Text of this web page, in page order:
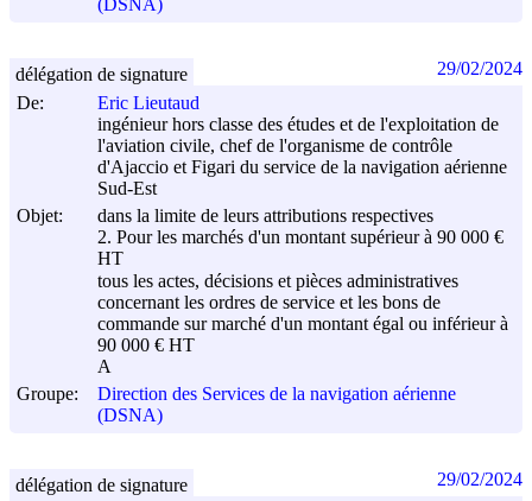
(DSNA)
De:
Eric Lieutaud
ingénieur hors classe des études et de l'exploitation de
l'aviation civile, chef de l'organisme de contrôle
d'Ajaccio et Figari du service de la navigation aérienne
Sud-Est
Objet:
dans la limite de leurs attributions respectives
2. Pour les marchés d'un montant supérieur à 90 000 €
HT
tous les actes, décisions et pièces administratives
concernant les ordres de service et les bons de
commande sur marché d'un montant égal ou inférieur à
90 000 € HT
A
Groupe:
Direction des Services de la navigation aérienne
(DSNA)
délégation de signature 29/02/2024
délégation de signature 29/02/2024